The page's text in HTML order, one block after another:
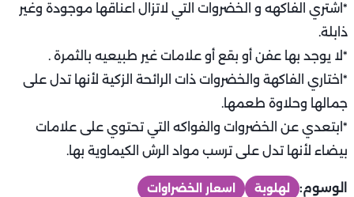
*اشتري الفاكهه و الخضروات التي لاتزال اعناقها موجودة وغير
ذابلة.
*لا يوجد بها عفن أو بقع أو علامات غير طبيعيه بالثمرة .
*اختاري الفاكهة والخضروات ذات الرائحة الزكية لأنها تدل على
جمالها وحلاوة طعمها.
*ابتعدي عن الخضروات والفواكه التي تحتوي على علامات
بيضاء لأنها تدل على ترسب مواد الرش الكيماوية بها.
الوسوم: لهلوبة
اسعار الخضراوات